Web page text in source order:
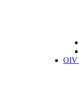
OIV